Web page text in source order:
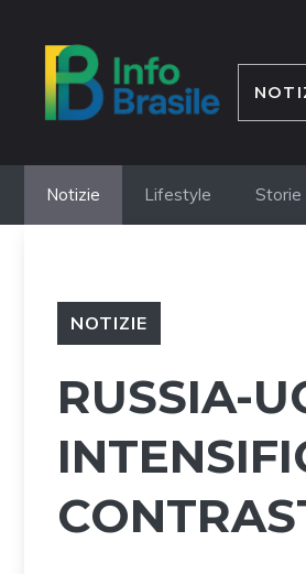
contenuto
Notizie Lifestyle Storie
NOTIZIE
RUSSIA-